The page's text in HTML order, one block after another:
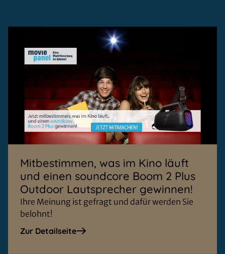
Mitbestimmen, was im Kino läuft
und einen soundcore Boom 2 Plus
Outdoor Lautsprecher gewinnen!
Ihre Meinung ist gefragt und dafür werden Sie
belohnt!
Zur Detailseite